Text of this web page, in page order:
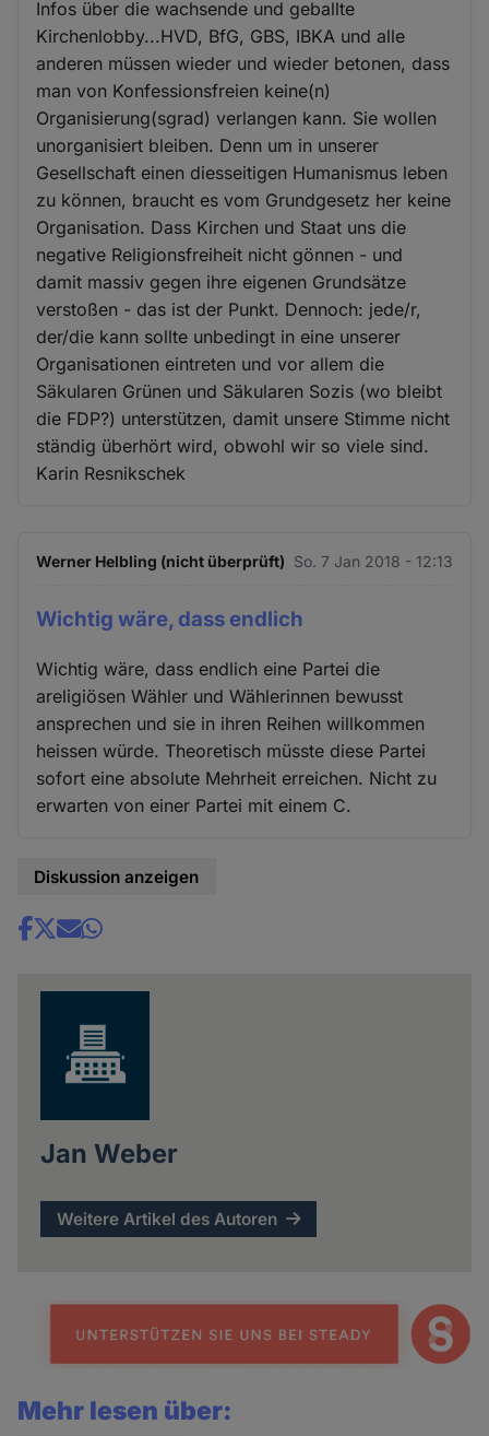
Infos über die wachsende und geballte
Kirchenlobby...HVD, BfG, GBS, IBKA und alle
anderen müssen wieder und wieder betonen, dass
man von Konfessionsfreien keine(n)
Organisierung(sgrad) verlangen kann. Sie wollen
unorganisiert bleiben. Denn um in unserer
Gesellschaft einen diesseitigen Humanismus leben
zu können, braucht es vom Grundgesetz her keine
Organisation. Dass Kirchen und Staat uns die
negative Religionsfreiheit nicht gönnen - und
damit massiv gegen ihre eigenen Grundsätze
verstoßen - das ist der Punkt. Dennoch: jede/r,
der/die kann sollte unbedingt in eine unserer
Organisationen eintreten und vor allem die
Säkularen Grünen und Säkularen Sozis (wo bleibt
die FDP?) unterstützen, damit unsere Stimme nicht
ständig überhört wird, obwohl wir so viele sind.
Karin Resnikschek
Werner Helbling (nicht überprüft) So. 7 Jan 2018 - 12:13
Wichtig wäre, dass endlich
Wichtig wäre, dass endlich eine Partei die
areligiösen Wähler und Wählerinnen bewusst
ansprechen und sie in ihren Reihen willkommen
heissen würde. Theoretisch müsste diese Partei
sofort eine absolute Mehrheit erreichen. Nicht zu
erwarten von einer Partei mit einem C.
Diskussion anzeigen
Share
Jan Weber
Weitere Artikel des Autoren
Mehr lesen über: